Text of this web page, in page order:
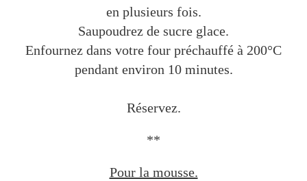
en plusieurs fois.
Saupoudrez de sucre glace.
Enfournez dans votre four préchauffé à 200°C
pendant environ 10 minutes.
Réservez.
**
Pour la mousse.